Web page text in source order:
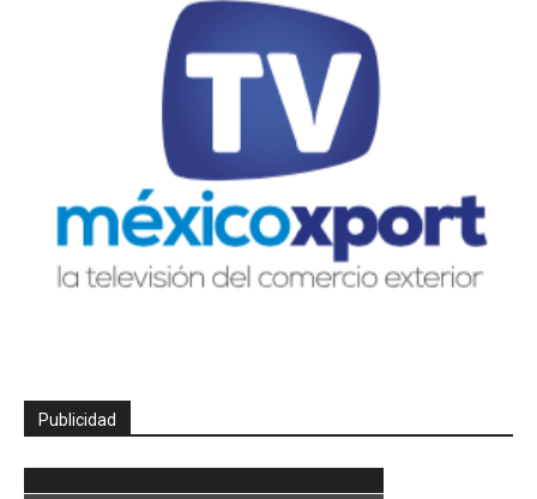
Publicidad